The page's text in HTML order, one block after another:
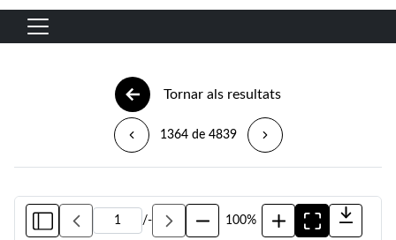
Vés al contingut
Navegació principal
Tornar als resultats
1364 de 4839
/- 100%